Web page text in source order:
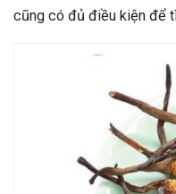
cũng có đủ điều kiện để